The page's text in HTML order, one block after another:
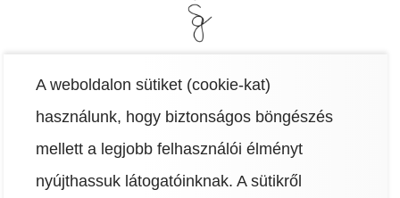
A weboldalon sütiket (cookie-kat)
használunk, hogy biztonságos böngészés
mellett a legjobb felhasználói élményt
nyújthassuk látogatóinknak.A sütikről
Oszd meg másokkal!